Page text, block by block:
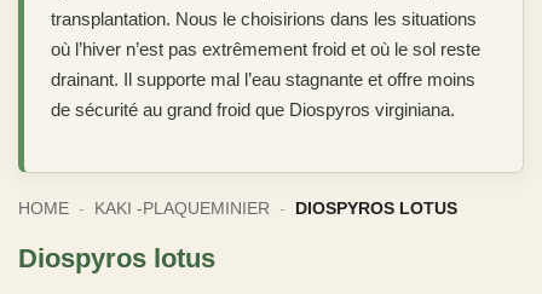
transplantation. Nous le choisirions dans les situations
où l’hiver n’est pas extrêmement froid et où le sol reste
drainant. Il supporte mal l’eau stagnante et offre moins
de sécurité au grand froid que Diospyros virginiana.
HOME - KAKI -PLAQUEMINIER - DIOSPYROS LOTUS
Diospyros lotus